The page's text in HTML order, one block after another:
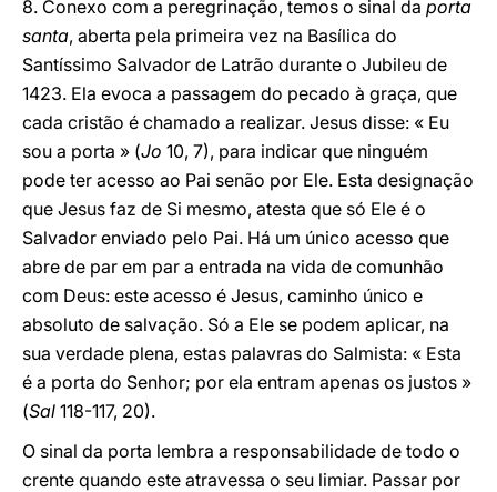
8. Conexo com a peregrinação, temos o sinal da porta
santa, aberta pela primeira vez na Basílica do
Santíssimo Salvador de Latrão durante o Jubileu de
1423. Ela evoca a passagem do pecado à graça, que
cada cristão é chamado a realizar. Jesus disse: « Eu
sou a porta » (Jo 10, 7), para indicar que ninguém
pode ter acesso ao Pai senão por Ele. Esta designação
que Jesus faz de Si mesmo, atesta que só Ele é o
Salvador enviado pelo Pai. Há um único acesso que
abre de par em par a entrada na vida de comunhão
com Deus: este acesso é Jesus, caminho único e
absoluto de salvação. Só a Ele se podem aplicar, na
sua verdade plena, estas palavras do Salmista: « Esta
é a porta do Senhor; por ela entram apenas os justos »
(Sal 118-117, 20).
O sinal da porta lembra a responsabilidade de todo o
crente quando este atravessa o seu limiar. Passar por